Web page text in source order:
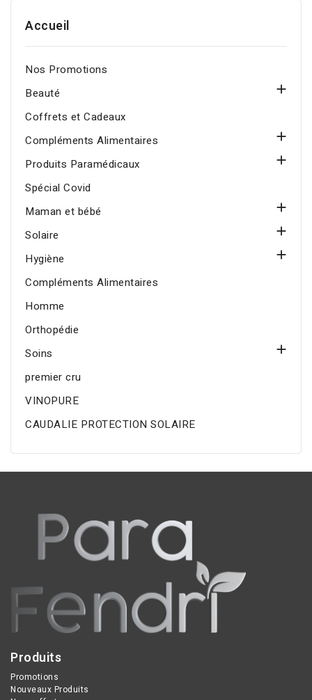
Accueil
Nos Promotions
Beauté

Coffrets et Cadeaux
Compléments Alimentaires

Produits Paramédicaux

Spécial Covid
Maman et bébé

Solaire

Hygiène

Compléments Alimentaires
Homme
Orthopédie
Soins

premier cru
VINOPURE
CAUDALIE PROTECTION SOLAIRE
Produits
Promotions
Nouveaux Produits